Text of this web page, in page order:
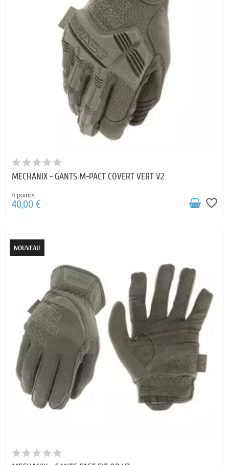
MECHANIX - GANTS M-PACT COVERT VERT V2
4 points
40,00 € favorite_border
NOUVEAU